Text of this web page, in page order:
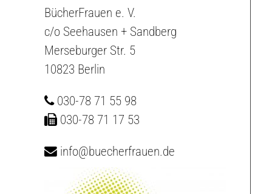
BücherFrauen e. V.
c/o Seehausen + Sandberg
Merseburger Str. 5
10823 Berlin
030-78 71 55 98
030-78 71 17 53
info@buecherfrauen.de